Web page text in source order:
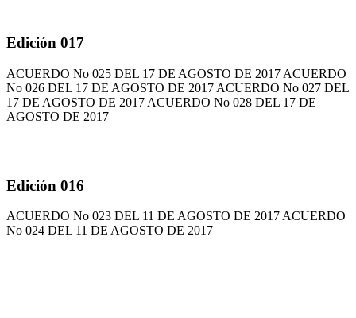
Edición 017
ACUERDO No 025 DEL 17 DE AGOSTO DE 2017 ACUERDO
No 026 DEL 17 DE AGOSTO DE 2017 ACUERDO No 027 DEL
17 DE AGOSTO DE 2017 ACUERDO No 028 DEL 17 DE
AGOSTO DE 2017
Edición 016
ACUERDO No 023 DEL 11 DE AGOSTO DE 2017 ACUERDO
No 024 DEL 11 DE AGOSTO DE 2017